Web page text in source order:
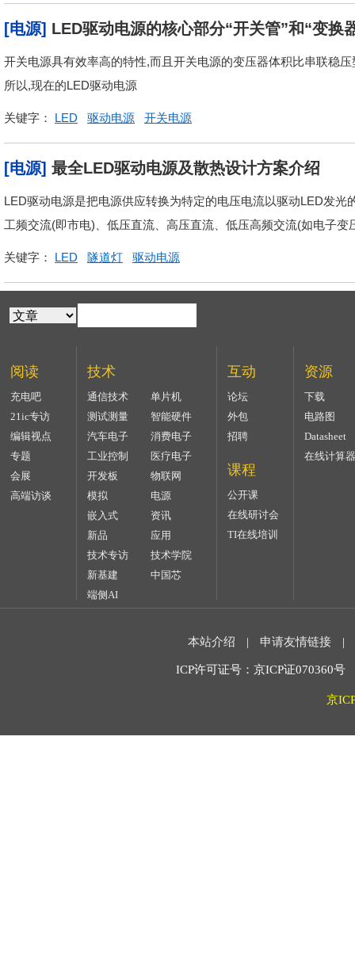
[电源] LED驱动电源的核心部分“开关管”和“变换
开关电源具有效率高的特性,而且开关电源的变压器体积比串联稳
所以,现在的LED驱动电源
关键字： LED 驱动电源 开关电源
[电源] 最全LED驱动电源及散热设计方案介绍
LED驱动电源是把电源供应转换为特定的电压电流以驱动LED发
工频交流(即市电)、低压直流、高压直流、低压高频交流(如电子变
关键字： LED 隧道灯 驱动电源
阅读
充电吧
21ic专访
编辑视点
专题
会展
高端访谈
技术
通信技术
单片机
测试测量
智能硬件
汽车电子
消费电子
工业控制
医疗电子
开发板
物联网
模拟
电源
嵌入式
资讯
新品
应用
技术专访
技术学院
新基建
中国芯
端侧AI
互动
论坛
外包
招聘
课程
公开课
在线研讨会
TI在线培训
资源
下载
电路图
Datasheet
在线计算器
本站介绍 | 申请友情链接 |
ICP许可证号：京ICP证070360
京